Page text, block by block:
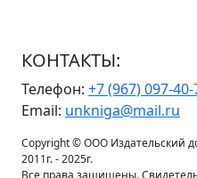
КОНТАКТЫ:
Телефон: +7 (967) 097-
Email: unkniga@mail.ru
Copyright © ООО Издательский
2011г. - 2025г.